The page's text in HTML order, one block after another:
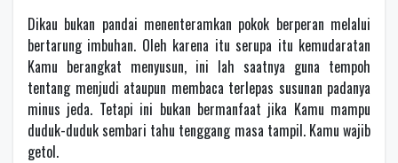
Dikau bukan pandai menenteramkan pokok berperan melalui
bertarung imbuhan. Oleh karena itu serupa itu kemudaratan
Kamu berangkat menyusun, ini lah saatnya guna tempoh
tentang menjudi ataupun membaca terlepas susunan padanya
minus jeda. Tetapi ini bukan bermanfaat jika Kamu mampu
duduk-duduk sembari tahu tenggang masa tampil. Kamu wajib
getol.